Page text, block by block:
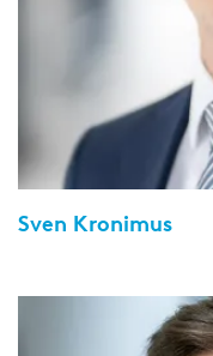
Sven Kronimus